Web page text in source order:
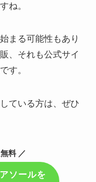
ね。
まる可能性もあり
、それも公式サイ
す。
ている方は、ぜひ
料 ／
ソールを